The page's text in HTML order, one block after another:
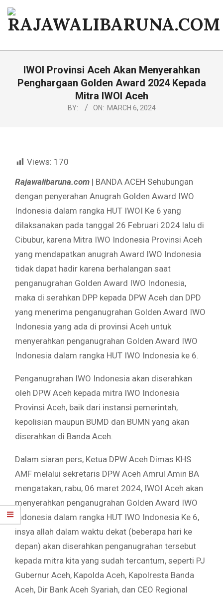
Skip
content
Primary
IWOI Provinsi Aceh Akan Menyerahkan
Penghargaan Golden Award 2024 Kepada
Mitra IWOI Aceh
BY: ON: MARCH 6, 2024
Views: 170
Rajawalibaruna.com | BANDA ACEH Sehubungan
dengan penyerahan Anugrah Golden Award IWO
Indonesia dalam rangka HUT IWOI Ke 6 yang
dilaksanakan pada tanggal 26 Februari 2024 lalu di
Cibubur, karena Mitra IWO Indonesia Provinsi Aceh
yang mendapatkan anugrah Award IWO Indonesia
tidak dapat hadir karena berhalangan saat
penganugrahan Golden Award IWO Indonesia,
maka di serahkan DPP kepada DPW Aceh dan DPD
yang menerima penganugrahan Golden Award IWO
Indonesia yang ada di provinsi Aceh untuk
menyerahkan penganugrahan Golden Award IWO
Indonesia dalam rangka HUT IWO Indonesia ke 6.
Penganugrahan IWO Indonesia akan diserahkan
oleh DPW Aceh kepada mitra IWO Indonesia
Provinsi Aceh, baik dari instansi pemerintah,
kepolisian maupun BUMD dan BUMN yang akan
diserahkan di Banda Aceh.
Dalam siaran pers, Ketua DPW Aceh Dimas KHS
AMF melalui sekretaris DPW Aceh Amrul Amin BA
mengatakan, rabu, 06 maret 2024, IWOI Aceh akan
menyerahkan penganugrahan Golden Award IWO
Indonesia dalam rangka HUT IWO Indonesia Ke 6,
insya allah dalam waktu dekat (beberapa hari ke
depan) akan diserahkan penganugrahan tersebut
kepada mitra kita yang sudah tercantum, seperti PJ
Gubernur Aceh, Kapolda Aceh, Kapolresta Banda
Aceh, Dir Bank Aceh Syariah, dan CEO Regional